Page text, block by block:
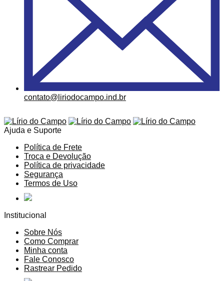
contato@liriodocampo.ind.br
Ajuda e Suporte
Política de Frete
Troca e Devolução
Política de privacidade
Segurança
Termos de Uso
Institucional
Sobre Nós
Como Comprar
Minha conta
Fale Conosco
Rastrear Pedido